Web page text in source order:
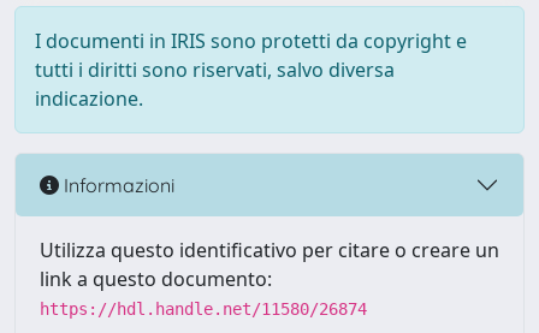
I documenti in IRIS sono protetti da copyright e
tutti i diritti sono riservati, salvo diversa
indicazione.
Informazioni
Utilizza questo identificativo per citare o creare un
link a questo documento:
https://hdl.handle.net/11580/26874